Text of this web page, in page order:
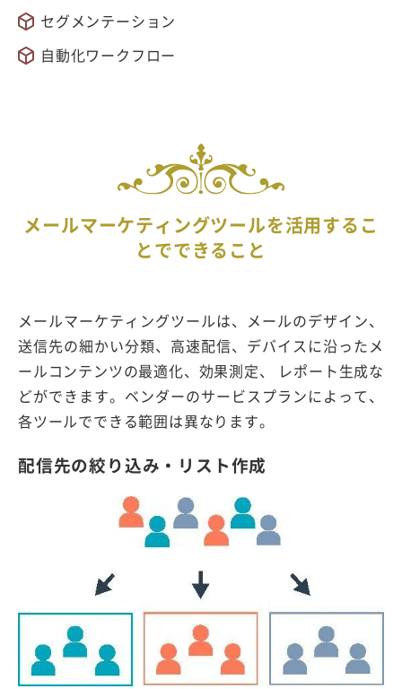
セグメンテーション
自動化ワークフロー
メールマーケティングツールを活用するこ
とでできること
メールマーケティングツールは、メールのデザイン、
送信先の細かい分類、高速配信、デバイスに沿ったメ
ールコンテンツの最適化、効果測定、 レポート生成な
どができます。ベンダーのサービスプランによって、
各ツールでできる範囲は異なります。
配信先の絞り込み・リスト作成